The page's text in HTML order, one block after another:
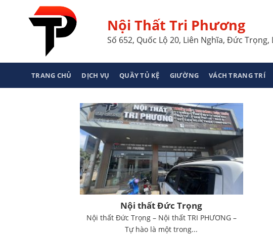
Nội Thất Tri Phương
Số 652, Quốc Lộ 20, Liên Nghĩa, Đức
TRANG CHỦ DỊCH VỤ QUẦY TỦ KỆ GIƯỜNG VÁCH TRANG TRÍ
Nội thất Đức Trọng
Nội thất Đức Trọng – Nội thất TRI PHƯƠNG –
Tự hào là một trong...